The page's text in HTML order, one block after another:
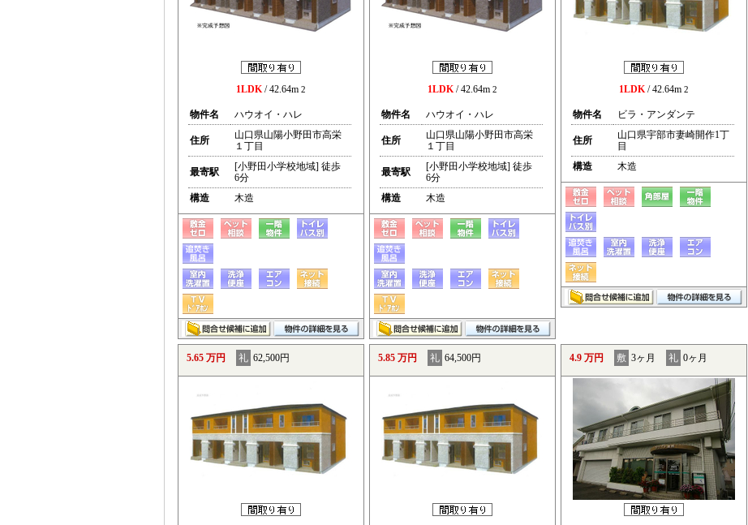
1LDK/ 42.64m 2
物件名 ハウオイ・ハレ
住所
山口県山陽小野田市高栄
１丁目
最寄駅
[小野田小学校地域] 徒歩
6分
構造
木造
1LDK/ 42.64m 2
物件名 ハウオイ・ハレ
住所
山口県山陽小野田市高栄
１丁目
最寄駅
[小野田小学校地域] 徒歩
6分
構造
木造
1LDK/ 42.64m 2
物件名 ビラ・アンダンテ
住所
山口県宇部市妻崎開作1丁
目
構造
木造
5.65 万円 礼 62,500円 5.85 万円 礼 64,500円 4.9 万円 敷 3ヶ月 礼 0ヶ月